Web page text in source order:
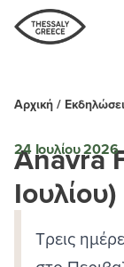
Παράκαμψη
προς
περιεχόμενο
Breadcrumb
Αρχική
24 Ιουλίου 2026
Anavra
Ιουλίου)
Τρεις